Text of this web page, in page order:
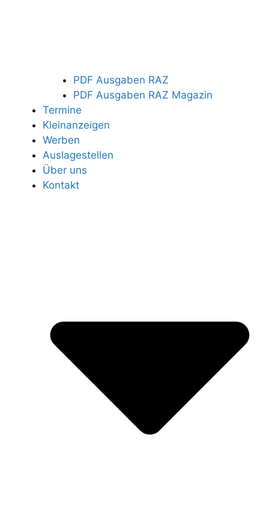
PDF Ausgaben RAZ
PDF Ausgaben RAZ Magazin
Termine
Kleinanzeigen
Werben
Auslagestellen
Über uns
Kontakt